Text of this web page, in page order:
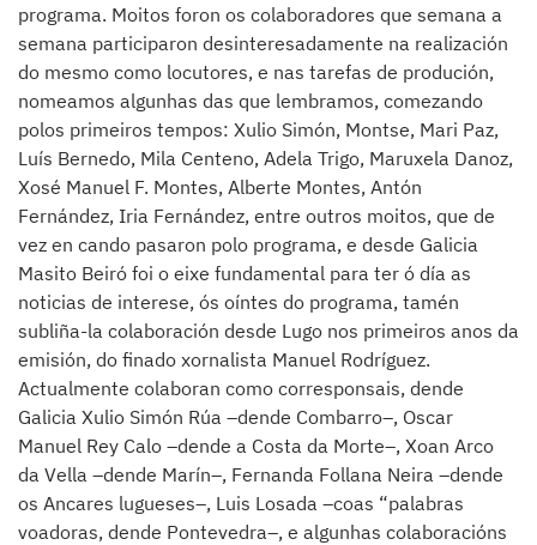
programa. Moitos foron os colaboradores que semana a
semana participaron desinteresadamente na realización
do mesmo como locutores, e nas tarefas de produción,
nomeamos algunhas das que lembramos, comezando
polos primeiros tempos: Xulio Simón, Montse, Mari Paz,
Luís Bernedo, Mila Centeno, Adela Trigo, Maruxela Danoz,
Xosé Manuel F. Montes, Alberte Montes, Antón
Fernández, Iria Fernández, entre outros moitos, que de
vez en cando pasaron polo programa, e desde Galicia
Masito Beiró foi o eixe fundamental para ter ó día as
noticias de interese, ós oíntes do programa, tamén
subliña-la colaboración desde Lugo nos primeiros anos da
emisión, do finado xornalista Manuel Rodríguez.
Actualmente colaboran como corresponsais, dende
Galicia Xulio Simón Rúa –dende Combarro–, Oscar
Manuel Rey Calo –dende a Costa da Morte–, Xoan Arco
da Vella –dende Marín–, Fernanda Follana Neira –dende
os Ancares lugueses–, Luis Losada –coas “palabras
voadoras, dende Pontevedra–, e algunhas colaboracións